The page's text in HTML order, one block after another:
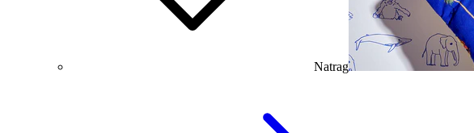
Natrag